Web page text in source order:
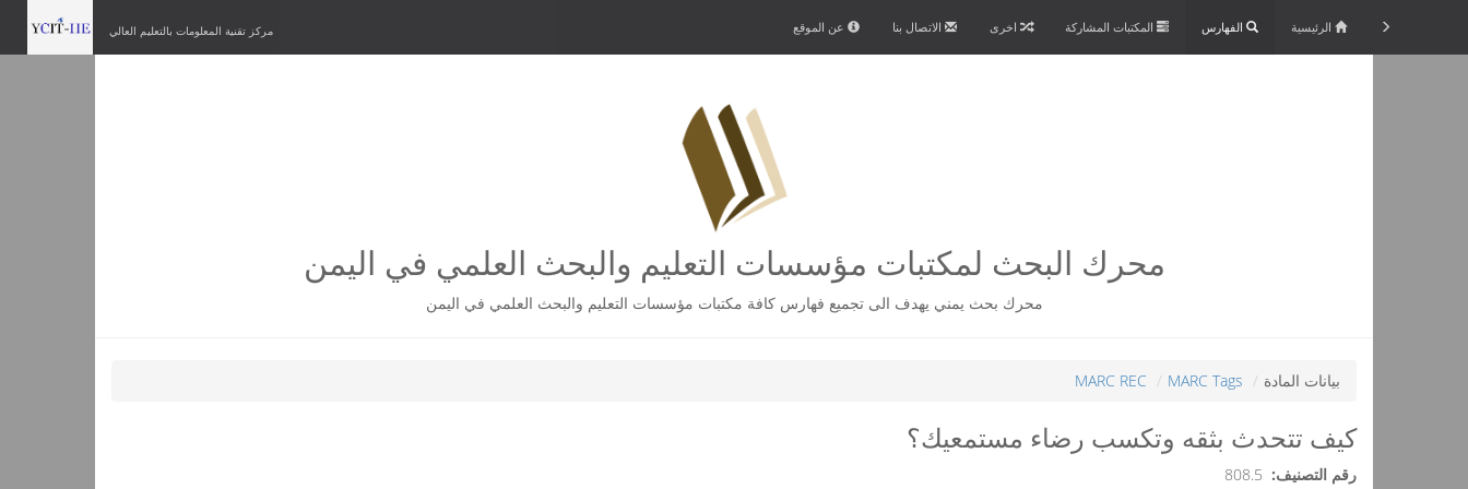
مركز تقنية المعلومات بالتعليم العالي عن الموقع الاتصال بنا اخرى المكتبات المشاركة الفهارس الرئيسية
محرك البحث لمكتبات مؤسسات التعليم والبحث العلمي في اليمن
محرك بحث يمني يهدف الى تجميع فهارس كافة مكتبات مؤسسات التعليم والبحث العلمي في اليمن
بيانات المادة MARC Tags
MARC REC
كيف تتحدث بثقه وتكسب رضاء مستمعيك؟
رقم التصنيف: 808.5